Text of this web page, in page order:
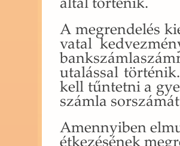
A meg­ren­de­lés
va­tal
uta­lás­sal
kell tűn­tet­ni a
szám­la
Amennyi­ben
ét­ke­zé­sé­nek